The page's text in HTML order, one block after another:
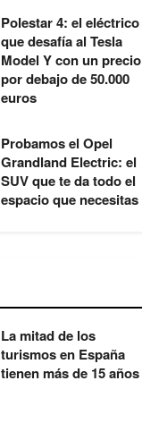
Polestar 4: el eléctrico
que desafía al Tesla
Model Y con un precio
por debajo de 50.000
euros
Probamos el Opel
Grandland Electric: el
SUV que te da todo el
espacio que necesitas
La mitad de los
turismos en España
tienen más de 15 años